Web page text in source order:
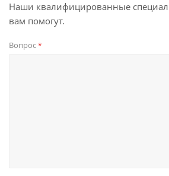
Наши квалифицированные
вам помогут.
Вопрос*